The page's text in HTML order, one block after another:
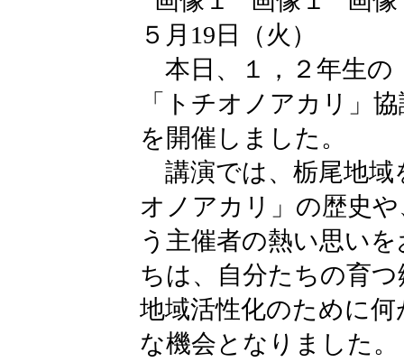
５月19日（火）
本日、１，２年生の
「トチオノアカリ」
を開催しました。
講演では、栃尾地域
オノアカリ」の歴史
う主催者の熱い思い
ちは、自分たちの育
地域活性化のために
な機会となりました。